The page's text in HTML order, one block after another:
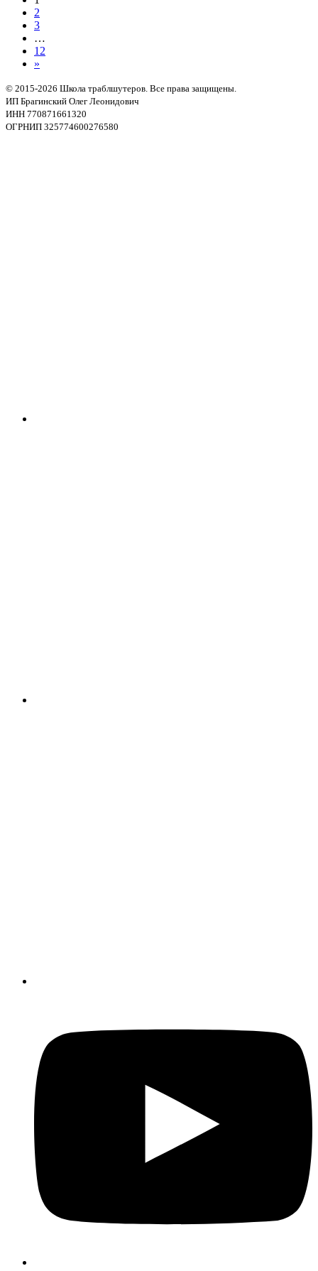
2
3
…
12
»
© 2015-2026 Школа траблшутеров. Все права защищены.
ИП Брагинский Олег Леонидович
ИНН 770871661320
ОГРНИП 325774600276580